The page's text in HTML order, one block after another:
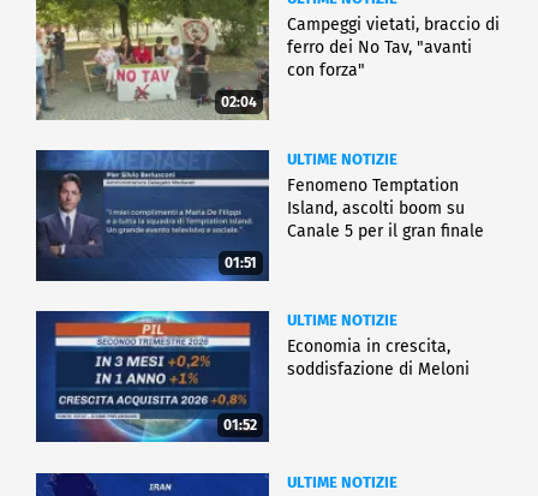
02:04
Campeggi vietati, braccio di
ferro dei No Tav, "avanti
con forza"
01:51
ULTIME NOTIZIE
Fenomeno Temptation
Island, ascolti boom su
Canale 5 per il gran finale
01:52
ULTIME NOTIZIE
Economia in crescita,
soddisfazione di Meloni
ULTIME NOTIZIE